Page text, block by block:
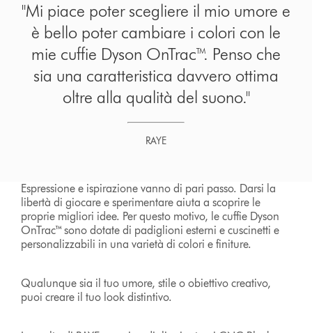
"Mi piace poter scegliere il mio umore e
è bello poter cambiare i colori con le
mie cuffie Dyson OnTrac™. Penso che
sia una caratteristica davvero ottima
oltre alla qualità del suono."
RAYE
Espressione e ispirazione vanno di pari passo. Darsi la
libertà di giocare e sperimentare aiuta a scoprire le
proprie migliori idee. Per questo motivo, le cuffie Dyson
OnTrac™ sono dotate di padiglioni esterni e cuscinetti e
personalizzabili in una varietà di colori e finiture.
Qualunque sia il tuo umore, stile o obiettivo creativo,
puoi creare il tuo look distintivo.